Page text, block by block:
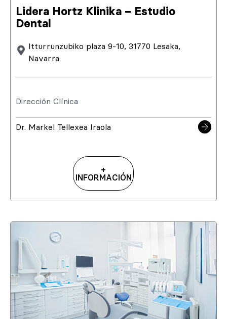
Lidera Hortz Klinika – Estudio
Dental
Itturrunzubiko plaza 9-10, 31770 Lesaka,
Navarra
Dirección Clínica
Dr. Markel Tellexea Iraola
+
INFORMACIÓN